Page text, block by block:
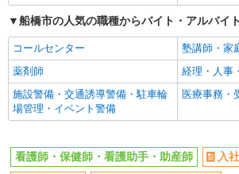
昇給あり
完全週休2日
フルタイム歓迎
禁煙・分煙
駅直結・駅チカ
車通勤OK
バイク通勤OK
自転車通勤
残業少なめ（月20h未満）
退職金・財形貯蓄制度あり
各種手当（
ティブなど
船橋市の人気の職種からバイト・アルバイ
コールセンター
塾講師・家
薬剤師
経理・人事
施設警備・交通誘導警備・駐車輪
場管理・イベント警備
医療事務・
看護師・保健師・看護助手・助産師
入